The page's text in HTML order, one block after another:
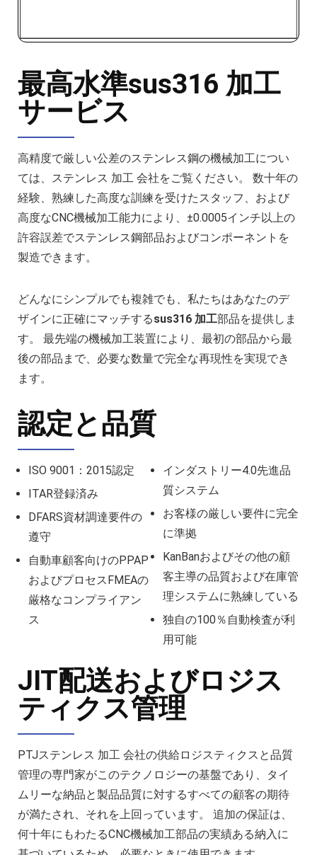
最高水準sus316 加工
サービス
高精度で厳しい公差のステンレス鋼の機械加工につい
ては、ステンレス 加工 会社をご覧ください。 数十年の
経験、熟練した高度な訓練を受けたスタッフ、および
高度なCNC機械加工能力により、±0.0005インチ以上の
許容誤差でステンレス鋼部品およびコンポーネントを
製造できます。
どんなにシンプルでも複雑でも、私たちはあなたのデ
ザインに正確にマッチするsus316 加工部品を提供しま
す。 最先端の機械加工装置により、最初の部品から最
後の部品まで、必要な数量で完全な再現性を実現でき
ます。
認定と品質
ISO 9001：2015認定
ITAR登録済み
DFARS資材調達要件の
遵守
自動車顧客向けのPPAP
およびプロセスFMEAの
厳格なコンプライアン
ス
インダストリー4.0先進品
質システム
お客様の厳しい要件に完全
に準拠
KanBanおよびその他の顧
客主導の品質および在庫管
理システムに熟練している
独自の100％自動検査が利
用可能
JIT配送およびロジス
ティクス管理
PTJステンレス 加工 会社の供給ロジスティクスと品質
管理の専門家がこのテクノロジーの基盤であり、タイ
ムリーな納品と製品品質に対するすべての顧客の期待
が満たされ、それを上回っています。 追加の保証は、
何十年にもわたるCNC機械加工部品の実績ある納入に